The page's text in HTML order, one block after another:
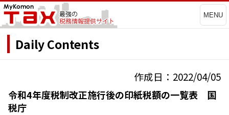
MENU
Daily Contents
作成日：2022/04/05
令和4年度税制改正施行後の印紙税額の一覧表 国
税庁